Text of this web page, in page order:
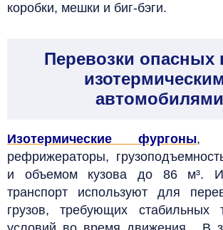
коробки, мешки и биг-бэги.
Перевозки опасных
автомобилями
Изотермические фургоны,
рефрижераторы,
и объемом кузова до 86 м³.
транспорт используют для
грузов, требующих стабильных